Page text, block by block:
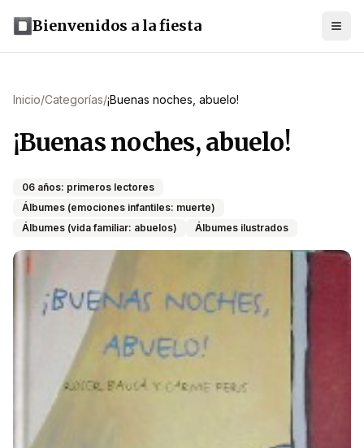
Bienvenidos a la fiesta
Inicio/Categorías/¡Buenas noches, abuelo!
¡Buenas noches, abuelo!
06 años: primeros lectores
Álbumes (emociones infantiles: muerte)
Álbumes (vida familiar: abuelos)
Álbumes ilustrados